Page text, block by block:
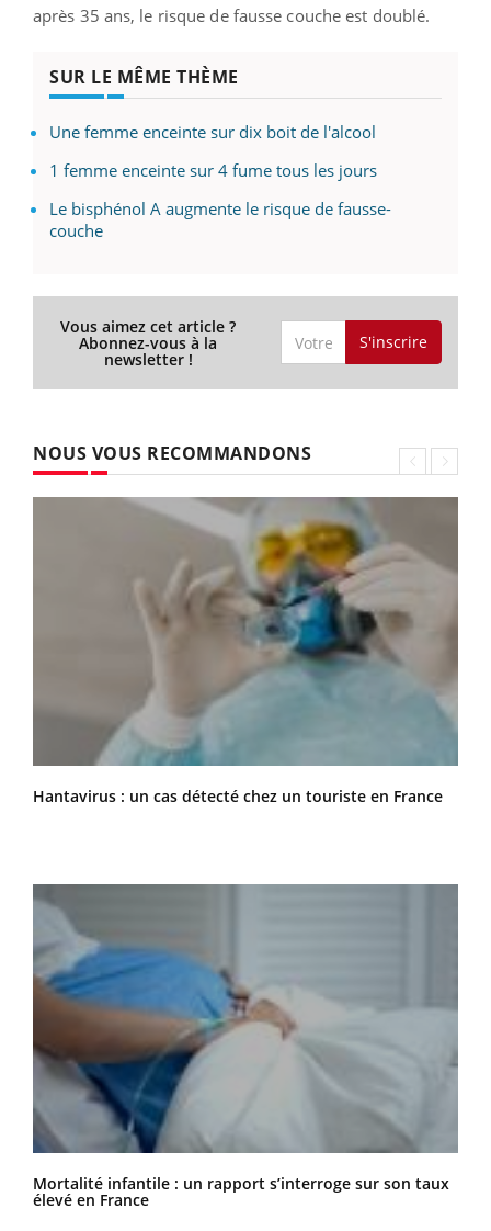
après 35 ans, le risque de fausse couche est doublé.
SUR LE MÊME THÈME
Une femme enceinte sur dix boit de l'alcool
1 femme enceinte sur 4 fume tous les jours
Le bisphénol A augmente le risque de fausse-
couche
Vous aimez cet article ?
Abonnez-vous à la
newsletter !
S'inscrire
NOUS VOUS RECOMMANDONS
Hantavirus : un cas détecté chez un touriste en France
Mortalité infantile : un rapport s’interroge sur son taux
élevé en France